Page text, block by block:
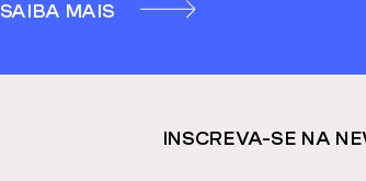
SAIBA MAIS
INSCREVA-SE NA